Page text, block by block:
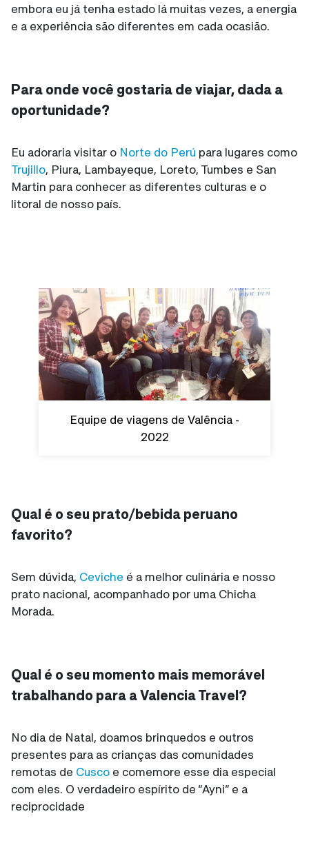
embora eu já tenha estado lá muitas vezes, a energia
e a experiência são diferentes em cada ocasião.
Para onde você gostaria de viajar, dada a
oportunidade?
Eu adoraria visitar o Norte do Perú para lugares como
Trujillo, Piura, Lambayeque, Loreto, Tumbes e San
Martin para conhecer as diferentes culturas e o
litoral de nosso país.
Equipe de viagens de Valência -
2022
Qual é o seu prato/bebida peruano
favorito?
Sem dúvida, Ceviche é a melhor culinária e nosso
prato nacional, acompanhado por uma Chicha
Morada.
Qual é o seu momento mais memorável
trabalhando para a Valencia Travel?
No dia de Natal, doamos brinquedos e outros
presentes para as crianças das comunidades
remotas de Cusco e comemore esse dia especial
com eles. O verdadeiro espírito de “Ayni” e a
reciprocidade